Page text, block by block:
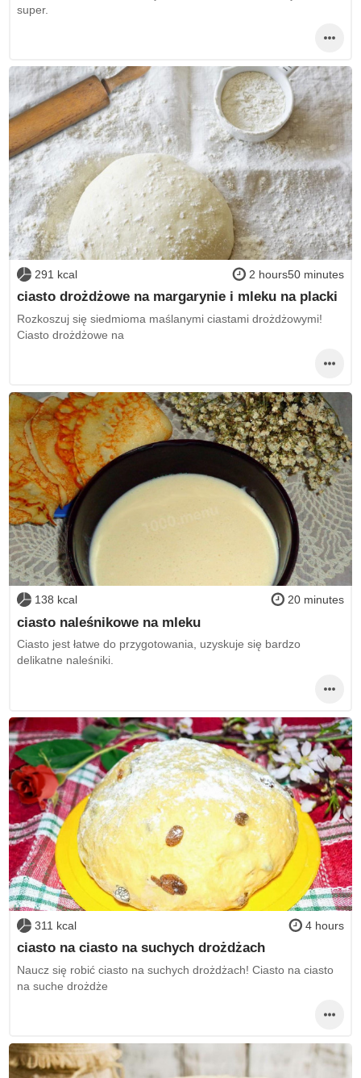
super.
291 kcal 2 hours50 minutes
ciasto drożdżowe na margarynie i mleku na placki
Rozkoszuj się siedmioma maślanymi ciastami drożdżowymi!
Ciasto drożdżowe na
138 kcal 20 minutes
ciasto naleśnikowe na mleku
Ciasto jest łatwe do przygotowania, uzyskuje się bardzo
delikatne naleśniki.
311 kcal 4 hours
ciasto na ciasto na suchych drożdżach
Naucz się robić ciasto na suchych drożdżach! Ciasto na ciasto
na suche drożdże